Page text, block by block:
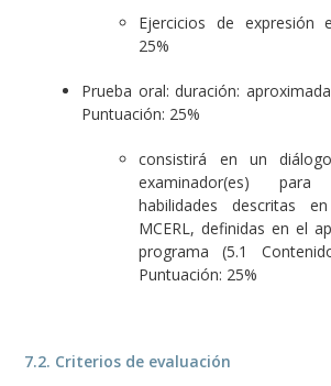
Ejercicios de expresión
25%
Prueba oral: duración:
Puntuación: 25%
consistirá en un
examinador(es)
habilidades descritas
MCERL, definidas en el
programa (5.1
Puntuación: 25%
7.2. Criterios de evaluación